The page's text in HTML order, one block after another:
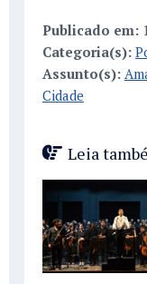
Publicado em:
Categoria(s):
Assunto(s):
Cidade
Leia